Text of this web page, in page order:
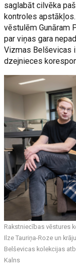
saglabāt cilvēka
kontroles
vēstulēm Gunāram
par viņas gara
Vizmas Belševicas
dzejnieces
Rakstniecības vēstures
Ilze Tauriņa-Roze un
Belševicas kolekcijas
Kalns